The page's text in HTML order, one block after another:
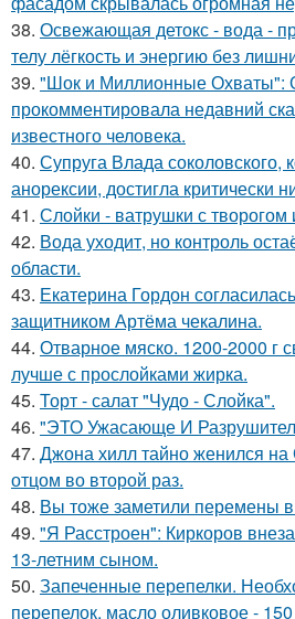
38. Освежающая детокс - вода -
телу лёгкость и энергию без
39. "Шок и Миллионные Охваты":
прокомментировала недавний
известного человека.
40. Супруга Влада соколовского,
анорексии, достигла критически
41. Слойки - ватрушки с
42. Вода уходит, но контроль
области.
43. Екатерина Гордон
защитником Артёма чекалина.
44. Отварное мяско. 1200-2000 г
лучше с прослойками жирка.
45. Торт - салат "Чудо - Слойка".
46. "ЭТО Ужасающе И
47. Джона хилл тайно женился
отцом во второй раз.
48. Вы тоже заметили перемены
49. "Я Расстроен": Киркоров
13-летним сыном.
50. Запеченные перепелки.
перепелок, масло оливковое -